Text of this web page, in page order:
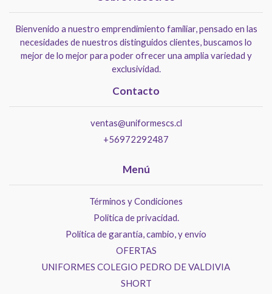
Bienvenido a nuestro emprendimiento familiar, pensado en las
necesidades de nuestros distinguidos clientes, buscamos lo
mejor de lo mejor para poder ofrecer una amplia variedad y
exclusividad.
Contacto
ventas@uniformescs.cl
+56972292487
Menú
Términos y Condiciones
Politica de privacidad.
Política de garantía, cambio, y envío
OFERTAS
UNIFORMES COLEGIO PEDRO DE VALDIVIA
SHORT